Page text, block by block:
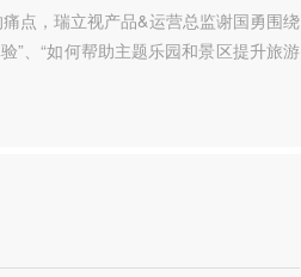
点，瑞立视产品&运营总监谢国勇围绕
”、“如何帮助主题乐园和景区提升旅游